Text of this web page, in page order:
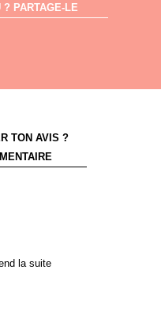
PARTAGE-LE
TON AVIS ?
la suite